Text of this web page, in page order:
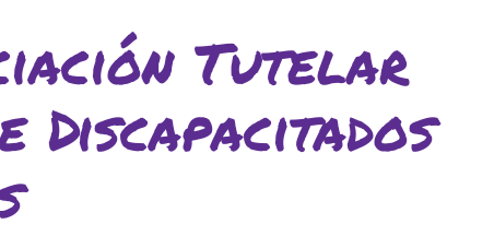
Tutelar
Discapacitados